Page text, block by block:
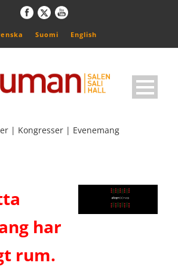
Suomi English
| Kongresser | Evenemang
har
rum.